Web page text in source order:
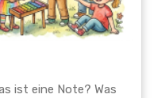
ist eine Note? Was